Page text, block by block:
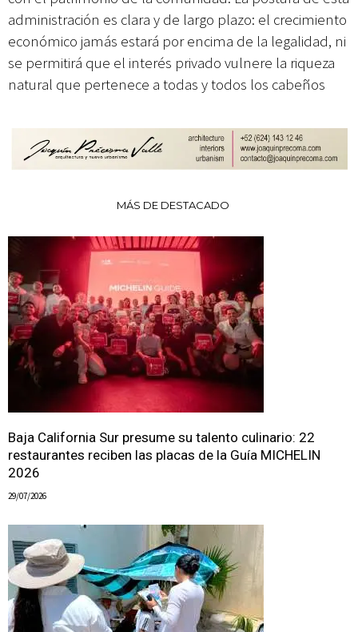
administración es clara y de largo plazo: el crecimiento
económico jamás estará por encima de la legalidad, ni
se permitirá que el interés privado vulnere la riqueza
natural que pertenece a todas y todos los cabeños
MÁS DE DESTACADO
Baja California Sur presume su talento culinario: 22
restaurantes reciben las placas de la Guía MICHELIN
2026
29/07/2026